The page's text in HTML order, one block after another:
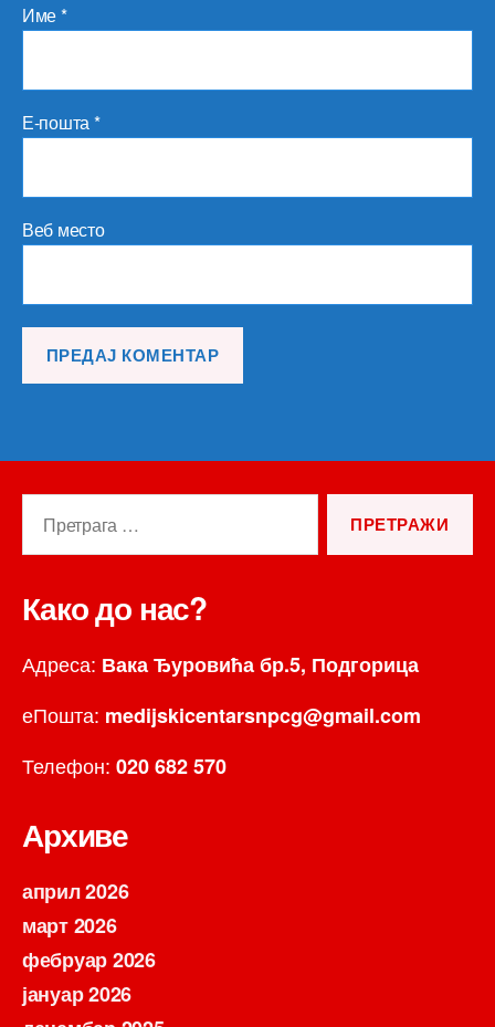
Име*
Е-пошта*
Веб место
Како до нас?
Адреса: Вака Ђуровића бр.5, Подгорица
еПошта: medijskicentarsnpcg@gmail.com
Телефон: 020 682 570
Архиве
април 2026
март 2026
фебруар 2026
јануар 2026